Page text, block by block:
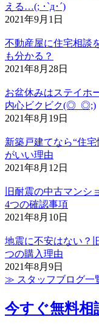
える…(; ･`д･´)
2021年9月1日
不動産屋に住宅相談
も分かる？
2021年8月28日
お盆休みはステイホ
内心ビクビク(◎_◎;)
2021年8月19日
新築戸建てなら“住
がいい理由
2021年8月12日
旧耐震の中古マンシ
4つの確認事項
2021年8月10日
地震に不安はない？
つの購入理由
2021年8月9日
≫ スタッフブログ一
今すぐ無料相